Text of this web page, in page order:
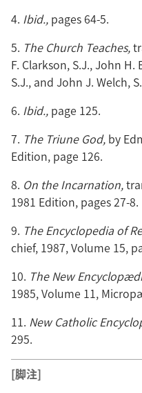
4. Ibid., pages 64-5.
5. The Church Teaches,
F. Clarkson, S.J., John H.
S.J., and John J. Welch,
6. Ibid., page 125.
7. The Triune God, by
Edition, page 126.
8. On the Incarnation,
1981 Edition, pages 27-8.
9. The Encyclopedia of
chief, 1987, Volume 15,
10. The New
1985, Volume 11,
11. New Catholic
295.
[脚注]